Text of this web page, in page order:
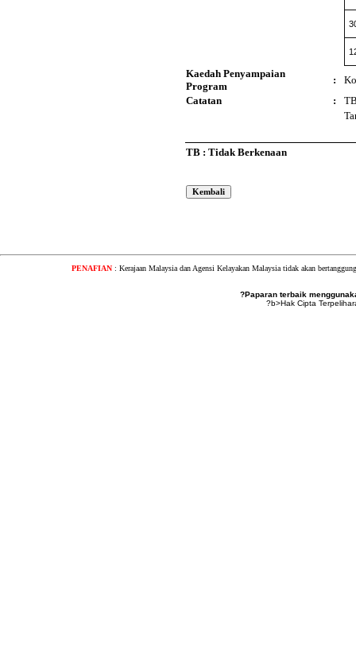
Kaedah Penyampaian
Program
:
Catatan
:
TB : Tidak Berkenaan
PENAFIAN : Kerajaan Malaysia dan Agensi Kelayakan Malaysia tidak akan
?Paparan terbaik
?b>Hak Cipta